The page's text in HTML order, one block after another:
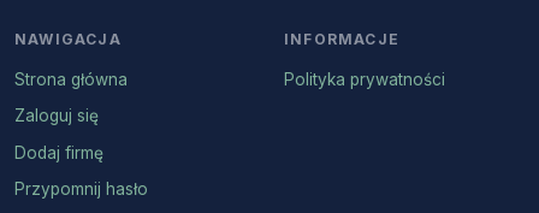
NAWIGACJA
Strona główna
Zaloguj się
Dodaj firmę
Przypomnij hasło
INFORMACJE
Polityka prywatności